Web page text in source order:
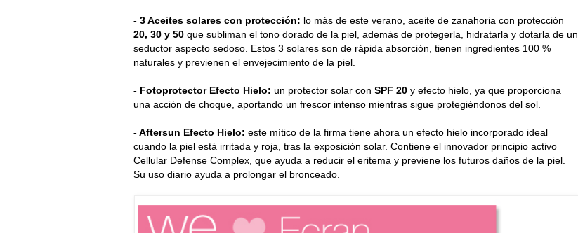
- 3 Aceites solares con protección: lo más de este verano, aceite de zanahoria con protección
20, 30 y 50 que subliman el tono dorado de la piel, además de protegerla, hidratarla y dotarla de un
seductor aspecto sedoso. Estos 3 solares son de rápida absorción, tienen ingredientes 100 %
naturales y previenen el envejecimiento de la piel.
- Fotoprotector Efecto Hielo: un protector solar con SPF 20 y efecto hielo, ya que proporciona
una acción de choque, aportando un frescor intenso mientras sigue protegiéndonos del sol.
- Aftersun Efecto Hielo: este mítico de la firma tiene ahora un efecto hielo incorporado ideal
cuando la piel está irritada y roja, tras la exposición solar. Contiene el innovador principio activo
Cellular Defense Complex, que ayuda a reducir el eritema y previene los futuros daños de la piel.
Su uso diario ayuda a prolongar el bronceado.